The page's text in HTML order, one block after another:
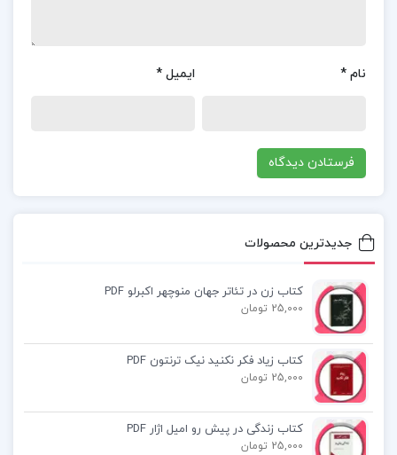
دانلود pdf کتاب ارتباط بدون خشونت زبان زندگی
کتاب ارتباط بدون خشونت زبان زندگی مارشال روزنبرگ
کتاب ارتباط بدون خشونت زبان زندگی
کتاب پیشنهادی📚
کتاب آداب دیکتاتوری فرانک دیکوتر
کتاب ترجمه الغارات ابراهیم بن محمد ثقفی
نام * ایمیل *
جدیدترین محصولات
کتاب زن در تئاتر جهان منوچهر اکبرلو PDF
25,000 تومان
کتاب زیاد فکر نکنید نیک ترنتون PDF
25,000 تومان
کتاب زندگی در پیش رو امیل اژار PDF
25,000 تومان